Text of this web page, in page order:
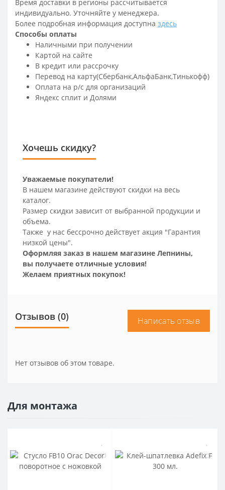
Время доставки в регионы рассчитывается
индивидуально. Уточняйте у менеджера.
Более подробная информация доступна здесь
Способы оплаты
Наличными при получении
Картой на сайте
В кредит или рассрочку
Перевод на карту(Сбербанк,АльфаБанк,Тинькофф)
Оплата на р/c для организаций
Яндекс сплит и Долями
Хочешь скидку?
Уважаемые покупатели!
В нашем магазине действуют скидки на весь
каталог.
Размер скидки зависит от выбранной продукции и
объема.
Также у нас бессрочно действует акция "Гарантия
низкой цены".
Оформляя заказ в нашем магазине Лепнины,
вы получаете отличные условия!
Желаем приятных покупок!
Отзывов (0) Написать отзыв
Нет отзывов об этом товаре.
Для монтажа